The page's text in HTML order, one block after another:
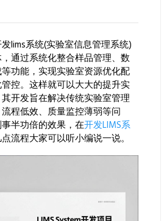
系统(实验室信息管理系统)
通过系统化整合样品管理、数
功能，实现实验室资源优化配
控。这样就可以大大的提升实
开发旨在解决传统实验室管理
程低效、质量监控薄弱等问
半功倍的效果，在开发LIMS系
流程大家可以听小编说一说。